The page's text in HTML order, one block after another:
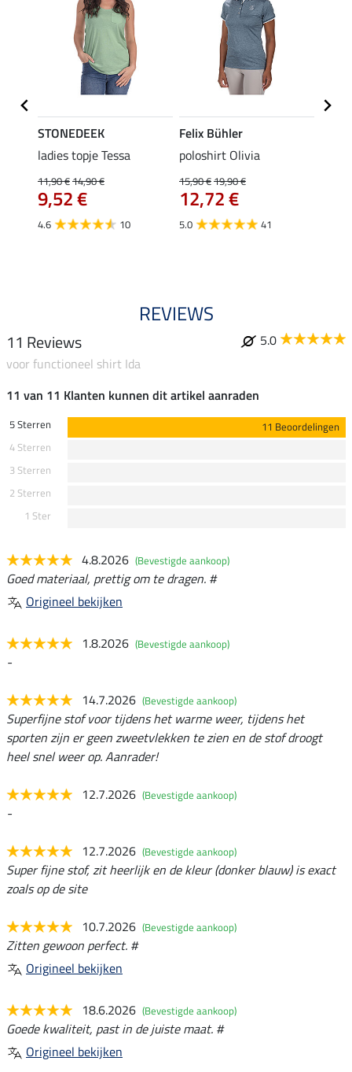
STONEDEEK
ladies topje Tessa
11,90 €14,90 €
9,52 €
4.6 10
Felix Bühler
poloshirt Olivia
15,90 €19,90 €
12,72 €
5.0 41
REVIEWS
11 Reviews
5.0
voor functioneel shirt Ida
11 van 11 Klanten kunnen dit artikel aanraden
5 Sterren
11 Beoordelingen
4 Sterren
3 Sterren
2 Sterren
1 Ster
4.8.2026 (Bevestigde aankoop)
Goed materiaal, prettig om te dragen. #
Origineel bekijken
1.8.2026 (Bevestigde aankoop)
-
14.7.2026 (Bevestigde aankoop)
Superfijne stof voor tijdens het warme weer, tijdens het
sporten zijn er geen zweetvlekken te zien en de stof droogt
heel snel weer op. Aanrader!
12.7.2026 (Bevestigde aankoop)
-
12.7.2026 (Bevestigde aankoop)
Super fijne stof, zit heerlijk en de kleur (donker blauw) is exact
zoals op de site
10.7.2026 (Bevestigde aankoop)
Zitten gewoon perfect. #
Origineel bekijken
18.6.2026 (Bevestigde aankoop)
Goede kwaliteit, past in de juiste maat. #
Origineel bekijken